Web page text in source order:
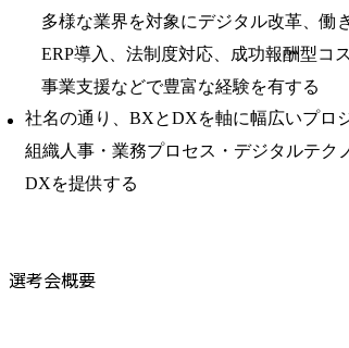
多様な業界を対象にデジタル改革、働
ERP導入、法制度対応、成功報酬型コ
事業支援などで豊富な経験を有する
社名の通り、BXとDXを軸に幅広いプロ
組織人事・業務プロセス・デジタルテク
DXを提供する
選考会概要